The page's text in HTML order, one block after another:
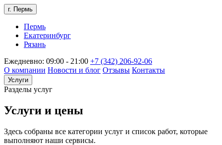
г. Пермь
Пермь
Екатеринбург
Рязань
Ежедневно: 09:00 - 21:00 +7 (342) 206-92-06
О компании Новости и блог Отзывы Контакты
Услуги
Разделы услуг
Услуги и цены
Здесь собраны все категории услуг и список работ, которые
выполняют наши сервисы.